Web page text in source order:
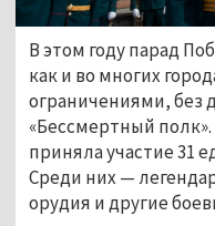
В этом году парад
как и во многих
ограничениями, без
«Бессмертный
приняла участие 31
Среди них —
орудия и другие